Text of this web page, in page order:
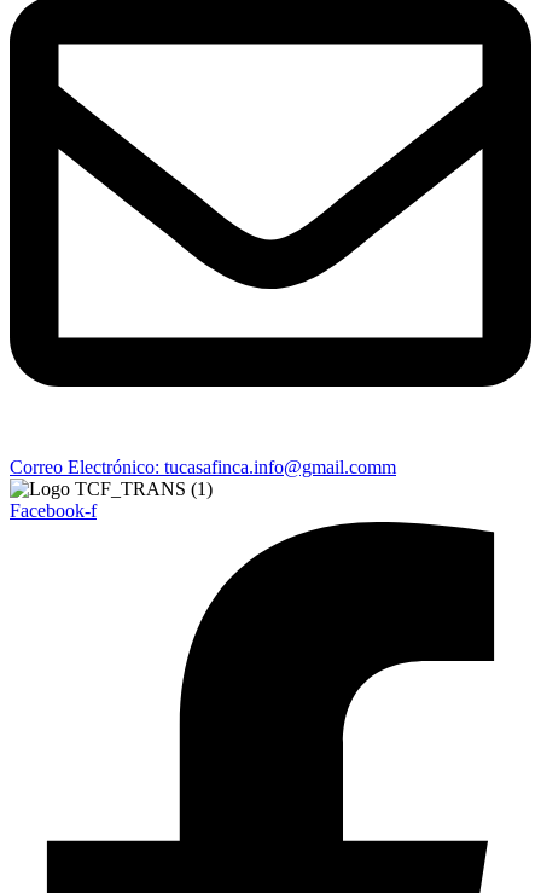
Correo Electrónico: tucasafinca.info@gmail.comm
Facebook-f